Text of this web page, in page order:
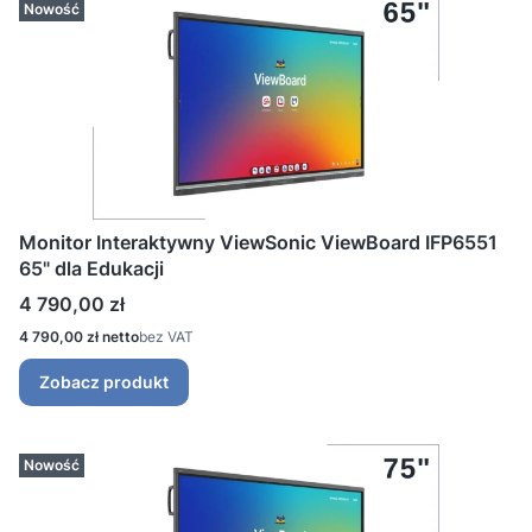
Nowość
Monitor Interaktywny ViewSonic ViewBoard IFP6551
65" dla Edukacji
Cena
4 790,00 zł
Cena
4 790,00 zł bez VAT
Zobacz produkt
Nowość